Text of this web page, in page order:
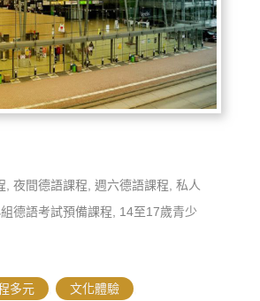
, 夜間德語課程, 週六德語課程, 私人
德語考試預備課程, 14至17歲青少
多元 文化體驗